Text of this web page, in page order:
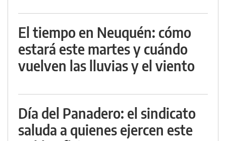
El tiempo en Neuquén: cómo
estará este martes y cuándo
vuelven las lluvias y el viento
Día del Panadero: el sindicato
saluda a quienes ejercen este